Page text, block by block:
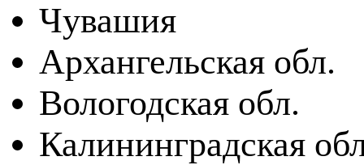
Чувашия
Архангельская обл.
Вологодская обл.
Калининградская